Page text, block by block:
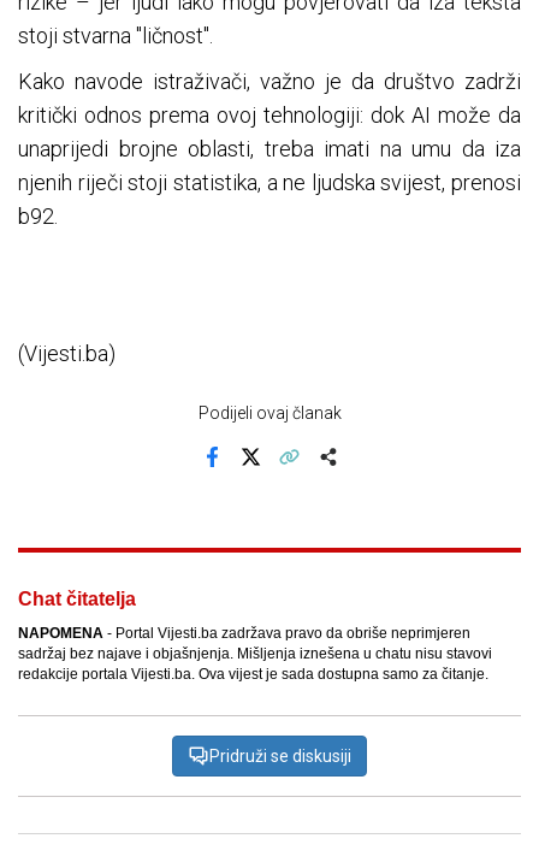
stoji stvarna "ličnost".
Kako navode istraživači, važno je da društvo zadrži
kritički odnos prema ovoj tehnologiji: dok AI može da
unaprijedi brojne oblasti, treba imati na umu da iza
njenih riječi stoji statistika, a ne ljudska svijest, prenosi
b92.
(Vijesti.ba)
Podijeli ovaj članak
Chat čitatelja
NAPOMENA - Portal Vijesti.ba zadržava pravo da obriše neprimjeren
sadržaj bez najave i objašnjenja. Mišljenja iznešena u chatu nisu stavovi
redakcije portala Vijesti.ba. Ova vijest je sada dostupna samo za čitanje.
Pridruži se diskusiji